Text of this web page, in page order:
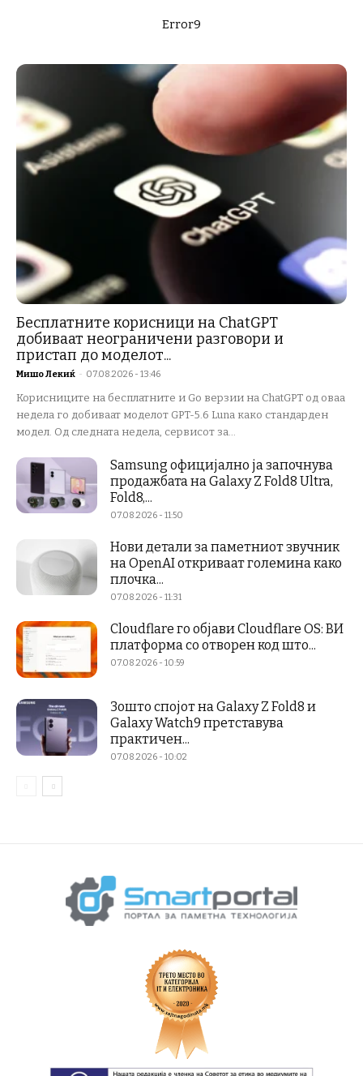
Error9
Бесплатните корисници на ChatGPT
добиваат неограничени разговори и
пристап до моделот...
Мишо Лекиќ - 07.08.2026 - 13:46
Корисниците на бесплатните и Go верзии на ChatGPT од оваа
недела го добиваат моделот GPT-5.6 Luna како стандарден
модел. Од следната недела, сервисот за...
Samsung официјално ја започнува
продажбата на Galaxy Z Fold8 Ultra,
Fold8,...
07.08.2026 - 11:50
Нови детали за паметниот звучник
на OpenAI откриваат големина како
плочка...
07.08.2026 - 11:31
Cloudflare го објави Cloudflare OS: ВИ
платформа со отворен код што...
07.08.2026 - 10:59
Зошто спојот на Galaxy Z Fold8 и
Galaxy Watch9 претставува
практичен...
07.08.2026 - 10:02